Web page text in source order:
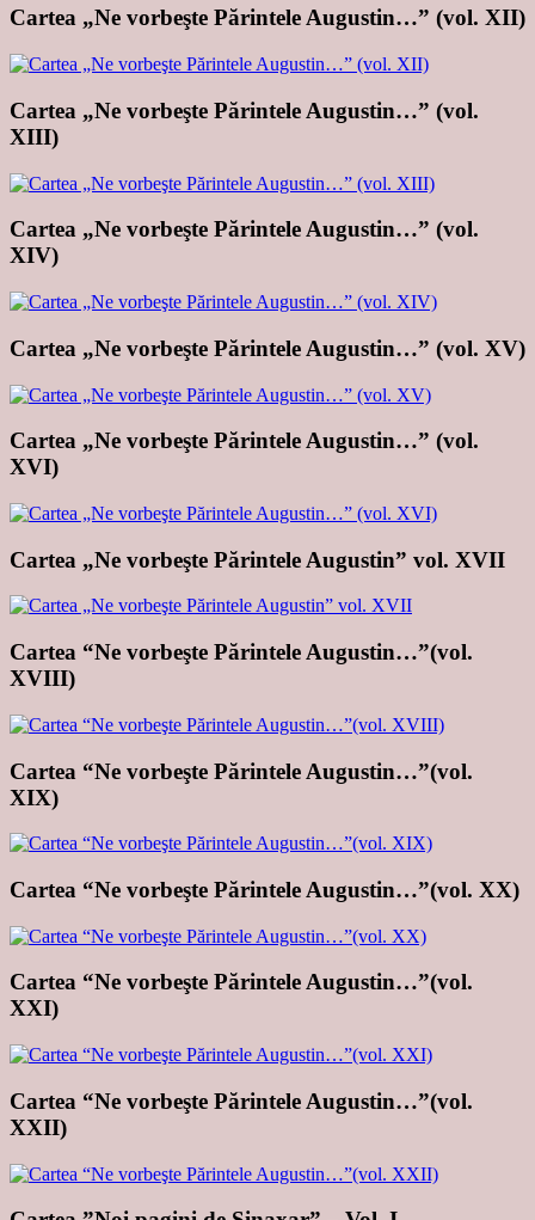
Cartea „Ne vorbeşte Părintele Augustin…” (vol. XII)
Cartea „Ne vorbeşte Părintele Augustin…” (vol.
XIII)
Cartea „Ne vorbeşte Părintele Augustin…” (vol.
XIV)
Cartea „Ne vorbeşte Părintele Augustin…” (vol. XV)
Cartea „Ne vorbeşte Părintele Augustin…” (vol.
XVI)
Cartea „Ne vorbeşte Părintele Augustin” vol. XVII
Cartea “Ne vorbeşte Părintele Augustin…”(vol.
XVIII)
Cartea “Ne vorbeşte Părintele Augustin…”(vol.
XIX)
Cartea “Ne vorbeşte Părintele Augustin…”(vol. XX)
Cartea “Ne vorbeşte Părintele Augustin…”(vol.
XXI)
Cartea “Ne vorbeşte Părintele Augustin…”(vol.
XXII)